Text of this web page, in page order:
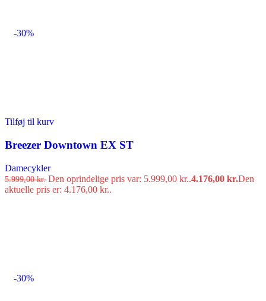
-30%
Tilføj til kurv
Breezer Downtown EX ST
Damecykler
5.999,00kr. Den oprindelige pris var: 5.999,00 kr..4.176,00 kr.Den
aktuelle pris er: 4.176,00 kr..
-30%